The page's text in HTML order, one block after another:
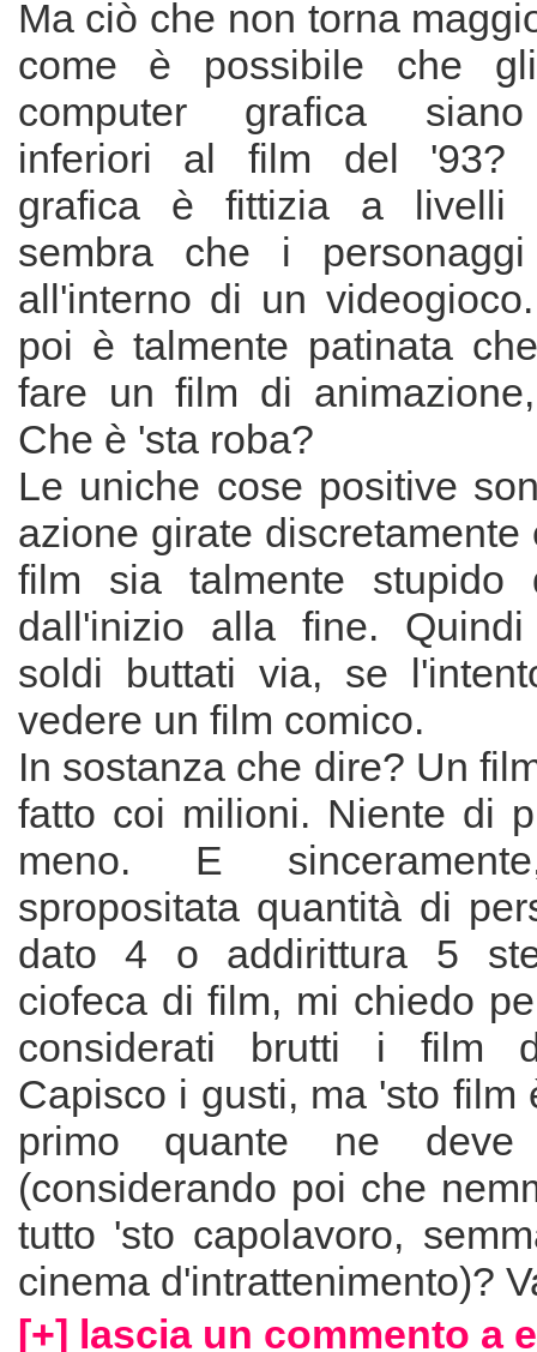
Ma ciò che non torna
come è possibile che
computer grafica siano
inferiori al film del '93?
grafica è fittizia a livelli
sembra che i
all'interno di un
poi è talmente patinata
fare un film di
Che è 'sta roba?
Le uniche cose positive
azione girate
film sia talmente stupido
dall'inizio alla fine.
soldi buttati via, se
vedere un film comico.
In sostanza che dire? Un
fatto coi milioni. Niente di
meno. E
spropositata quantità di
dato 4 o addirittura 5
ciofeca di film, mi chiedo
considerati brutti i film
Capisco i gusti, ma 'sto film
primo quante ne
(considerando poi che
tutto 'sto capolavoro,
cinema d'intrattenimento)?
[+] lascia un commento a